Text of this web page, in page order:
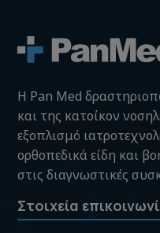
H Pan Med
και της κατοίκον
εξοπλισμό
ορθοπεδικά είδη και
στις διαγνωστικές
Στοιχεία